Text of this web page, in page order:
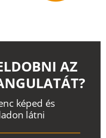
nc képed és
adon látni
AZ